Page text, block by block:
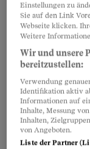
vorzeitiger
gewollt und
auf die
des
an die Hand
Fallbeispiel
Einstellungen zu
Sie auf den Link
Webseite klicken.
Weitere
Wir und unsere
bereitzustellen:
Verwendung
Identifikation aktiv
Informationen auf
Inhalte, Messung
Inhalten,
von Angeboten.
Liste der Partner